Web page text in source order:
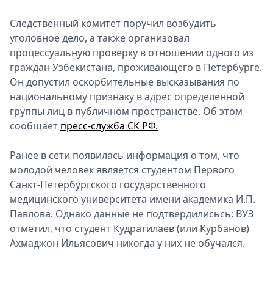
Следственный комитет поручил возбудить
уголовное дело, а также организовал
процессуальную проверку в отношении одного из
граждан Узбекистана, проживающего в Петербурге.
Он допустил оскорбительные высказывания по
национальному признаку в адрес определенной
группы лиц в публичном пространстве. Об этом
сообщает пресс-служба СК РФ.
Ранее в сети появилась информация о том, что
молодой человек является студентом Первого
Санкт-Петербургского государственного
медицинского университета имени академика И.П.
Павлова. Однако данные не подтвердилисьсь: ВУЗ
отметил, что студент Кудратилаев (или Курбанов)
Ахмаджон Ильясович никогда у них не обучался.